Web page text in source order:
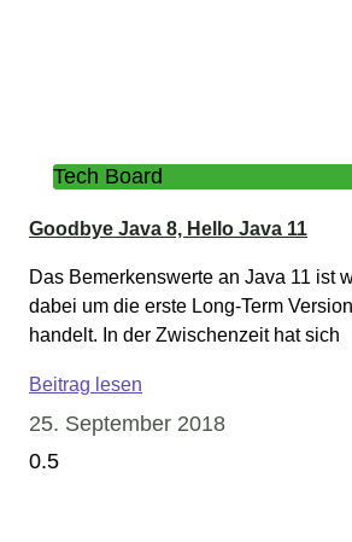
Tech Board
Goodbye Java 8, Hello Java 11
Das Bemerkenswerte an Java 11 ist
dabei um die erste Long-Term
handelt. In der Zwischenzeit hat sich
Beitrag lesen
25. September 2018